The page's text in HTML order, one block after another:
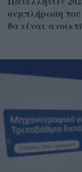
συμπλήρωση
θα είναι